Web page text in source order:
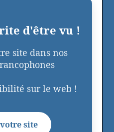
d'être vu !
site dans nos
sur le web !
site